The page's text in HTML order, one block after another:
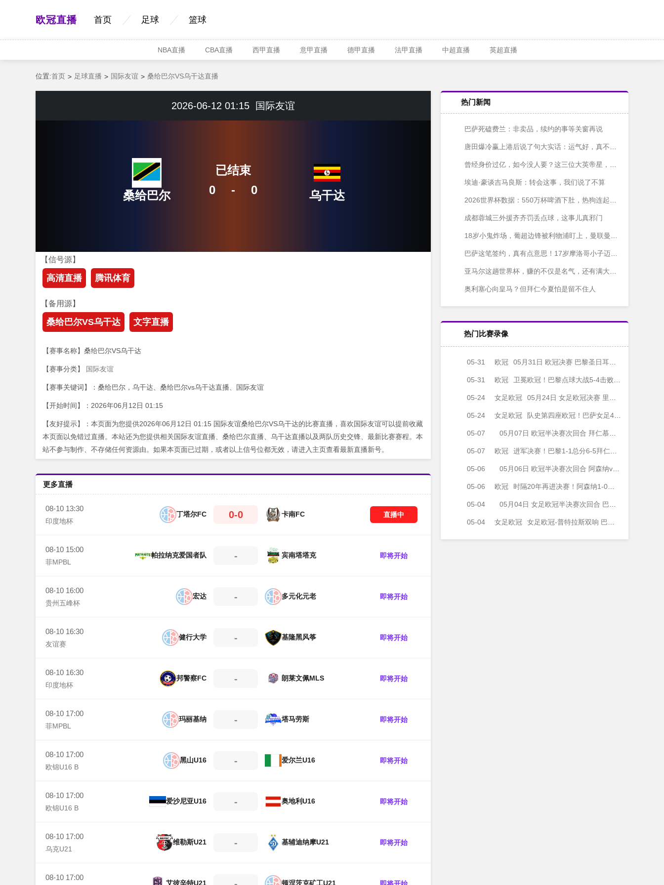
欧冠直播 首页 足球 篮球
NBA直播 CBA直播 西甲直播 意甲直播 德甲直播 法甲直播 中超直播 英超直播
位置:首页 足球直播 国际友谊 桑给巴尔VS乌干达直播
2026-06-12 01:15 国际友谊
桑给巴尔 0 - 0
已结束
乌干达
【信号源】
高清直播 腾讯体育
【备用源】
桑给巴尔VS乌干达 文字直播
【赛事名称】桑给巴尔VS乌干达
【赛事分类】 国际友谊
【赛事关键词】：桑给巴尔，乌干达、桑给巴尔vs乌干达直播、国际友谊
【开始时间】：2026年06月12日 01:15
【友好提示】：本页面为您提供2026年06月12日 01:15 国际友谊桑给巴尔VS乌干达的比赛直播，喜欢国际友谊可以提前收藏
本页面以免错过直播。本站还为您提供相关国际友谊直播、桑给巴尔直播、乌干达直播以及两队历史交锋、最新比赛赛程。本
站不参与制作、不存储任何资源由。如果本页面已过期，或者以上信号位都无效，请进入主页查看最新直播新号。
更多直播
08-10 13:30
印度地杯
丁塔尔FC 0-0 卡南FC 直播中
08-10 15:00
菲MPBL
帕拉纳克爱国者队 - 宾南塔塔克 即将开始
08-10 16:00
贵州五峰杯
宏达 - 多元化元老 即将开始
08-10 16:30
友谊赛
健行大学 - 基隆黑风筝 即将开始
08-10 16:30
印度地杯
邦警察FC - 朗莱文佩MLS 即将开始
08-10 17:00
菲MPBL
玛丽基纳 - 塔马劳斯 即将开始
08-10 17:00
欧锦U16 B
黑山U16 - 爱尔兰U16 即将开始
08-10 17:00
欧锦U16 B
爱沙尼亚U16 - 奥地利U16 即将开始
08-10 17:00
乌克U21
维勒斯U21 - 基辅迪纳摩U21 即将开始
08-10 17:00
艾彼辛特U21 顿涅茨克矿工U21
热门新闻
巴萨死磕费兰：非卖品，续约的事等关窗再说
唐田爆冷赢上港后说了句大实话：运气好，真不是谦虚
曾经身价过亿，如今没人要？这三位大英帝星，真让人唏嘘
埃迪·豪谈吉马良斯：转会这事，我们说了不算
2026世界杯数据：550万杯啤酒下肚，热狗连起来135公里
成都蓉城三外援齐齐罚丢点球，这事儿真邪门
18岁小鬼炸场，葡超边锋被利物浦盯上，曼联曼城拜仁抢成一锅粥
巴萨这笔签约，真有点意思！17岁摩洛哥小子迈穆尼，人称“左脚版布斯克茨”
亚马尔这趟世界杯，赚的不仅是名气，还有满大街的广告牌
奥利塞心向皇马？但拜仁今夏怕是留不住人
热门比赛录像
05-31 欧冠 05月31日 欧冠决赛 巴黎圣日耳曼vs阿森纳 全场录像
05-31 欧冠 卫冕欧冠！巴黎点球大战5-4击败阿森纳夺冠 加布里埃尔、埃泽失点
05-24 女足欧冠 05月24日 女足欧冠决赛 里昂女足vs巴塞罗那女足 全场录像
05-24 女足欧冠 队史第四座欧冠！巴萨女足4-0里昂女足 帕乔尔萨尔玛均两射一传
05-07 05月07日 欧冠半决赛次回合 拜仁慕尼黑vs巴黎圣日耳曼 全场录像
05-07 欧冠 进军决赛！巴黎1-1总分6-5拜仁将战阿森纳 登贝莱闪击凯恩破门
05-06 05月06日 欧冠半决赛次回合 阿森纳vs马德里竞技 全场录像
05-06 欧冠 时隔20年再进决赛！阿森纳1-0马竞总比分2-1晋级 萨卡制胜
05-04 05月04日 女足欧冠半决赛次回合 巴塞罗那女足vs拜仁慕尼黑女足 全场录像
05-04 女足欧冠 女足欧冠-普特拉斯双响 巴萨两回合5-3淘汰拜仁晋级决赛